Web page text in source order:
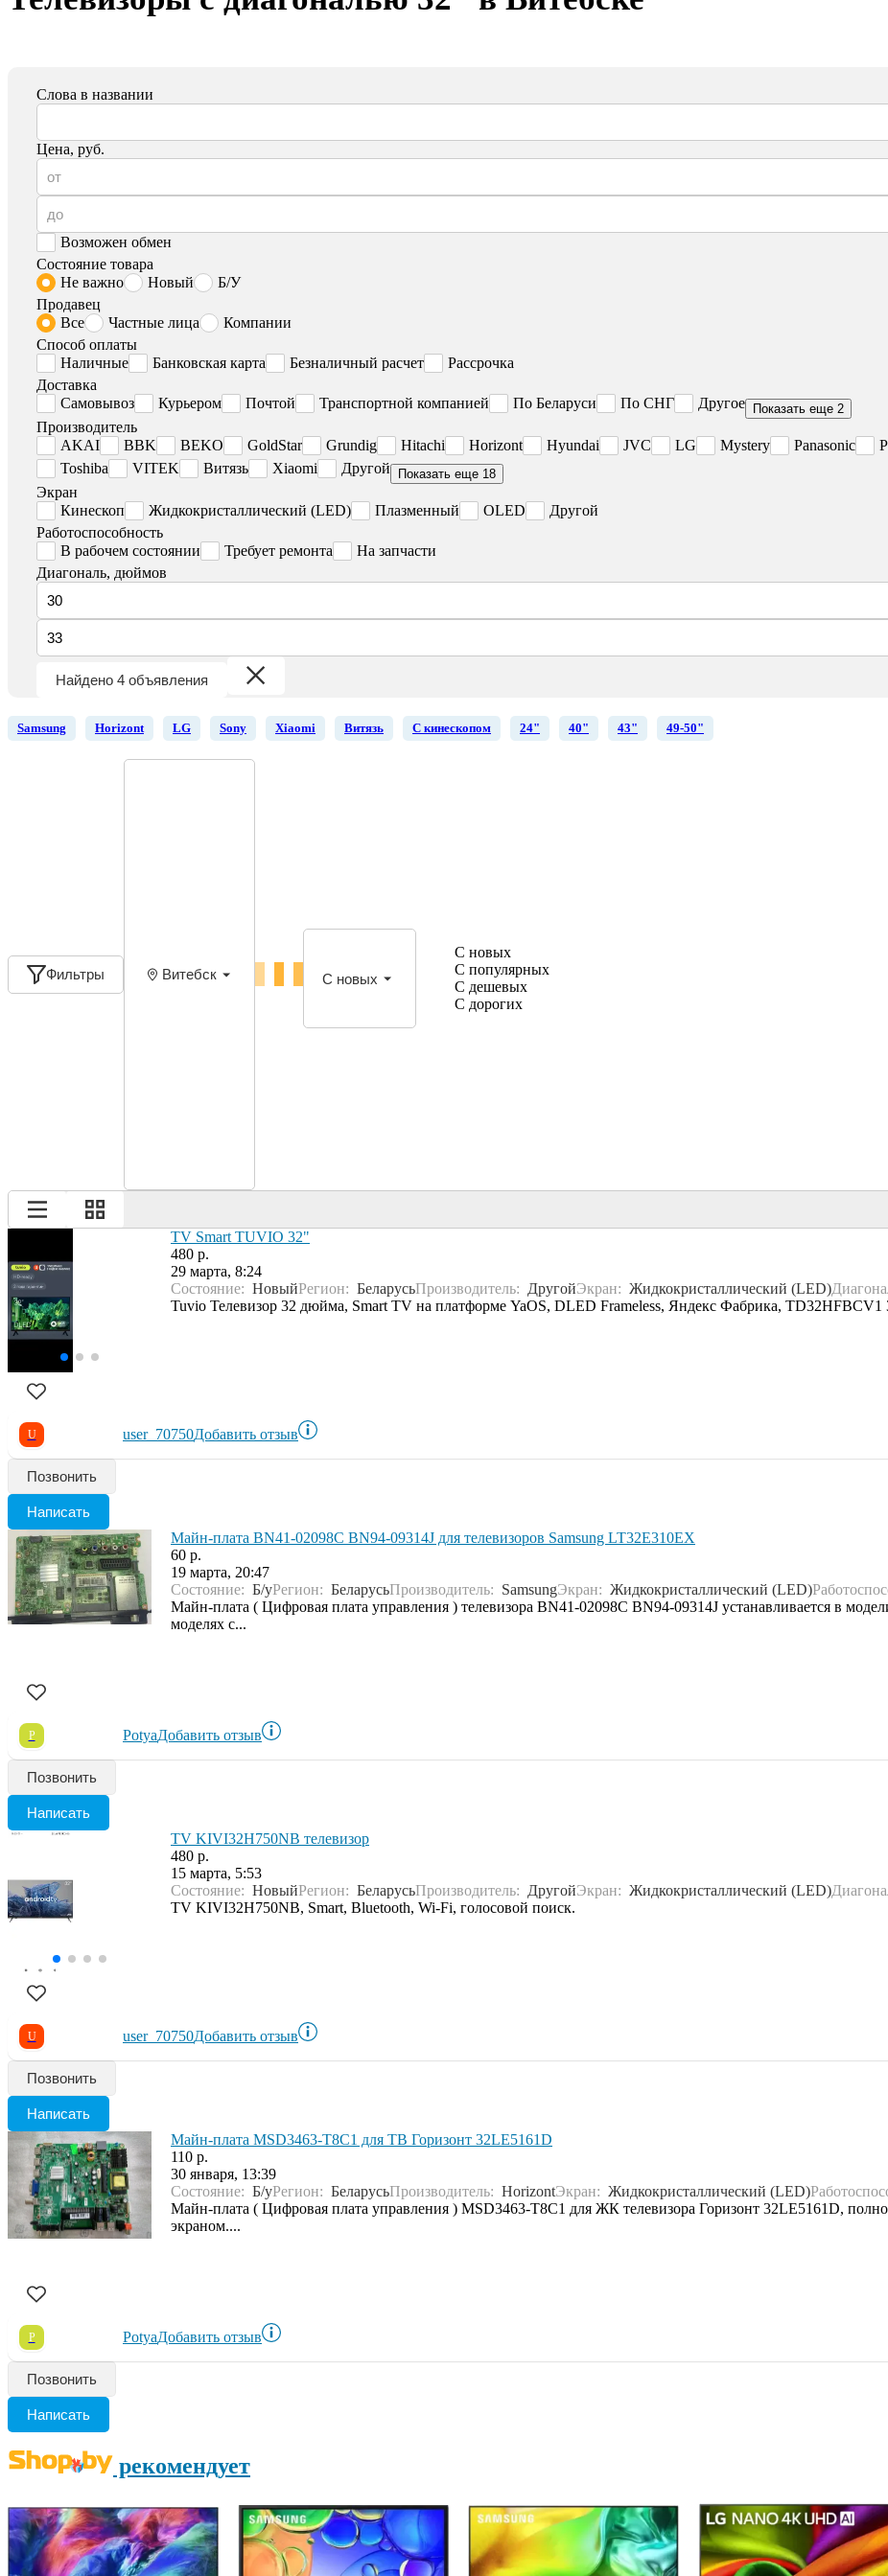
Слова в названии
Цена, руб.
Возможен обмен
Состояние товара
Не важно
Новый
Б/У
Продавец
Все
Частные лица
Компании
Способ оплаты
Наличные
Банковская карта Безналичный расчет
Рассрочка
Доставка
Самовывоз
Курьером Почтой Транспортной компанией По Беларуси По СНГ Другое Показать еще 2
Производитель
AKAI
BBK BEKO GoldStar Grundig Hitachi Horizont Hyundai JVC LG Mystery Panasonic
Toshiba
VITEK Витязь Xiaomi Другой Показать еще 18
Экран
Кинескоп
Жидкокристаллический (LED) Плазменный OLED
Другой
Работоспособность
В рабочем состоянии
Требует ремонта
На запчасти
Диагональ, дюймов
Найдено 4 объявления
Samsung Horizont LG Sony Xiaomi Витязь С кинескопом 24" 40" 43" 49-50"
Фильтры Витебск С новых
С новых
С популярных
С дешевых
С дорогих
TV Smart TUVIO 32"
480 р.
29 марта, 8:24
Состояние: НовыйРегион: БеларусьПроизводитель: ДругойЭкран: Жидкокристаллический (LED)
Tuvio Телевизор 32 дюйма, Smart TV на платформе YaOS, DLED Frameless, Яндекс Фабрика,
U user_70750Добавить отзыв
Позвонить
Написать
Майн-плата BN41-02098C BN94-09314J для телевизоров Samsung LT32E310EX
60 р.
19 марта, 20:47
Состояние: Б/уРегион: БеларусьПроизводитель: SamsungЭкран: Жидкокристаллический (LED)
Майн-плата ( Цифровая плата управления ) телевизора BN41-02098C BN94-09314J устанавливается в
моделях с...
P PotyaДобавить отзыв
Позвонить
Написать
TV KIVI32H750NB телевизор
480 р.
15 марта, 5:53
Состояние: НовыйРегион: БеларусьПроизводитель: ДругойЭкран: Жидкокристаллический (LED)
TV KIVI32H750NB, Smart, Bluetooth, Wi-Fi, голосовой поиск.
U user_70750Добавить отзыв
Позвонить
Написать
Майн-плата MSD3463-T8C1 для ТВ Горизонт 32LE5161D
110 р.
30 января, 13:39
Состояние: Б/уРегион: БеларусьПроизводитель: HorizontЭкран: Жидкокристаллический (LED)
Майн-плата ( Цифровая плата управления ) MSD3463-T8C1 для ЖК телевизора Горизонт 32LE5161D,
экраном....
P PotyaДобавить отзыв
Позвонить
Написать
рекомендует